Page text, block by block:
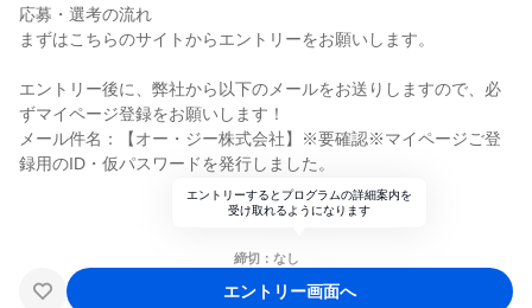
応募・選考の流れ
まずはこちらのサイトからエントリーをお願いします。
エントリー後に、弊社から以下のメールをお送りしますので、必
ずマイページ登録をお願いします！
メール件名：【オー・ジー株式会社】※要確認※マイページご登
録用のID・仮パスワードを発行しました。
エントリーするとプログラムの詳細案内を
受け取れるようになります
締切：なし
エントリー画面へ